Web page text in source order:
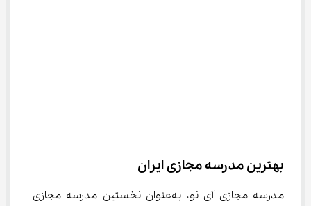
بهترین مدرسه مجازی ایران
مدرسه مجازی آی نو، به‌عنوان نخستین مدرسه مجازی